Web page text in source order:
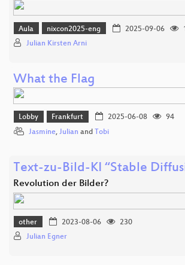
Aula nixcon2025-eng 2025-09-06
Julian Kirsten Arni
What the Flag
Lobby Frankfurt 2025-06-08
94
Jasmine, Julian and Tobi
Text-zu-Bild-KI “Stable
Revolution der Bilder?
other 2023-08-06
230
Julian Egner